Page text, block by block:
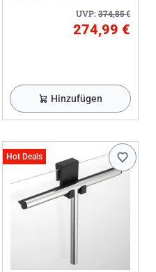
UVP:374,85€
274,99 €
Hinzufügen
Hot Deals